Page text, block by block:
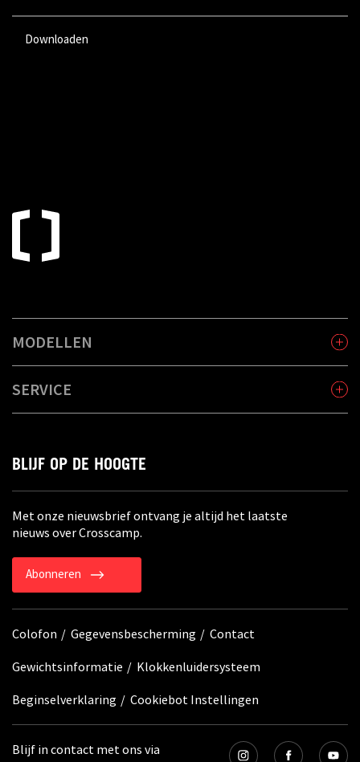
Downloaden
MODELLEN
SERVICE
BLIJF OP DE HOOGTE
Met onze nieuwsbrief ontvang je altijd het laatste
nieuws over Crosscamp.
Abonneren
Colofon Gegevensbescherming Contact
Gewichtsinformatie Klokkenluidersysteem
Beginselverklaring Cookiebot Instellingen
Blijf in contact met ons via